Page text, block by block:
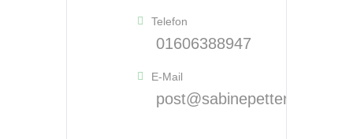
Telefon
01606388947
E-Mail
post@sabinepetters.de